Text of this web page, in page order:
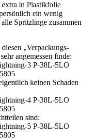
in Plastikfolie
ein wenig
Spritzlinge zusammen
„Verpackungs-
angemessen finde:
keinen Schaden
sind: